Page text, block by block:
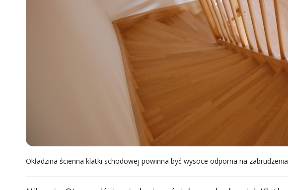
Okładzina ścienna klatki schodowej powinna być wysoce odporna na zabrudzenia